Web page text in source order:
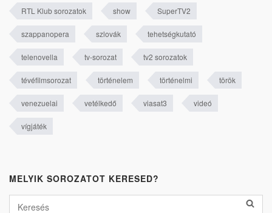
RTL Klub sorozatok show SuperTV2
szappanopera szlovák tehetségkutató
telenovella tv-sorozat tv2 sorozatok
tévéfilmsorozat történelem történelmi török
venezuelai vetélkedő viasat3 videó
vígjáték
MELYIK SOROZATOT KERESED?